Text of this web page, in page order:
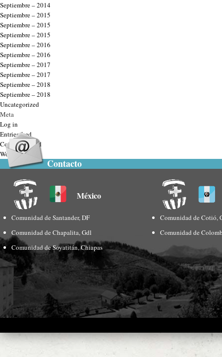
Septiembre – 2014
Septiembre – 2015
Septiembre – 2015
Septiembre – 2015
Septiembre – 2016
Septiembre – 2016
Septiembre – 2017
Septiembre – 2017
Septiembre – 2018
Septiembre – 2018
Uncategorized
Meta
Log in
Entries feed
Comments feed
WordPress.org
Contacto
México
Comunidad de Santander, DF
Comunidad de Chapalita, Gdl
Comunidad de Soyatitán, Chiapas
Comunidad de Cotió,
Comunidad de